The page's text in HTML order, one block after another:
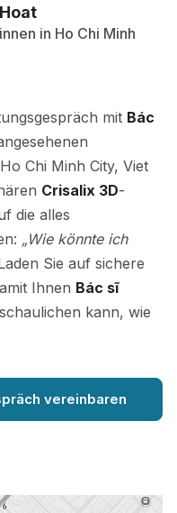
in Ho Chi Minh
mit Bác
Chi Minh City, Viet
Crisalix 3D-
die alles
„Wie könnte ich
Sie auf sichere
Ihnen Bác sĩ
kann, wie
vereinbaren